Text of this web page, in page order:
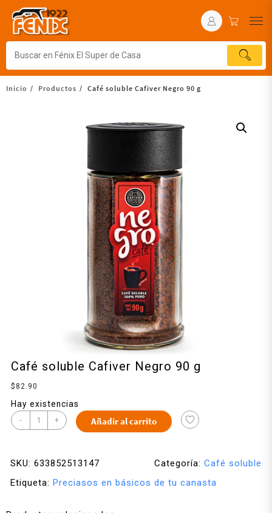
Inicio Productos Café soluble Cafiver Negro 90 g
Café soluble Cafiver Negro 90 g
$ 82.90
Hay existencias
- + Añadir al carrito
SKU: 633852513147 Categoría: Café soluble
Etiqueta: Preciasos en básicos de tu canasta